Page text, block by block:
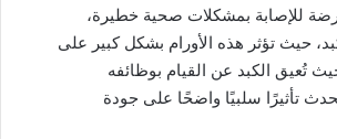
للإصابة بمشكلات صحية خطيرة،
حيث تؤثر هذه الأورام بشكل كبير على
تُعيق الكبد عن القيام بوظائفه
تأثيرًا سلبيًا واضحًا على جودة